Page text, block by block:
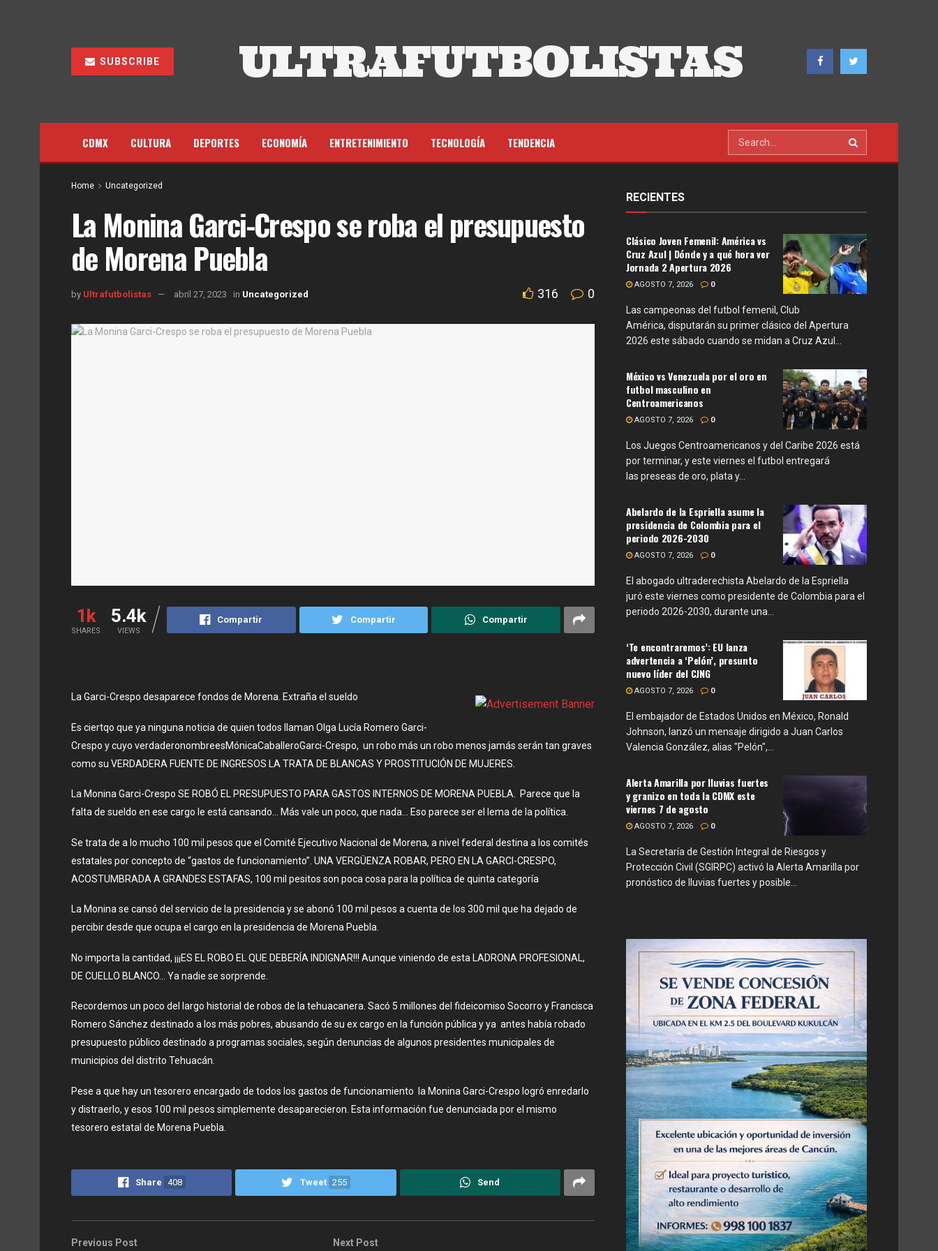
SUBSCRIBE ULTRAFUTBOLISTAS
CDMX CULTURA DEPORTES ECONOMÍA ENTRETENIMIENTO TECNOLOGÍA TENDENCIA
Home Uncategorized
La Monina Garci-Crespo se roba el presupuesto
de Morena Puebla
by Ultrafutbolistas abril 27, 2023 in Uncategorized 316 0
1k
SHARES
5.4k
VIEWS
Compartir Compartir Compartir
La Garci-Crespo desaparece fondos de Morena. Extraña el sueldo
Es ciertqo que ya ninguna noticia de quien todos llaman Olga Lucía Romero Garci-
Crespo y cuyo verdaderonombreesMónicaCaballeroGarci-Crespo, un robo más un robo menos jamás serán tan graves
como su VERDADERA FUENTE DE INGRESOS LA TRATA DE BLANCAS Y PROSTITUCIÓN DE MUJERES.
La Monina Garci-Crespo SE ROBÓ EL PRESUPUESTO PARA GASTOS INTERNOS DE MORENA PUEBLA. Parece que la
falta de sueldo en ese cargo le está cansando… Más vale un poco, que nada… Eso parece ser el lema de la política.
Se trata de a lo mucho 100 mil pesos que el Comité Ejecutivo Nacional de Morena, a nivel federal destina a los comités
estatales por concepto de “gastos de funcionamiento”. UNA VERGÜENZA ROBAR, PERO EN LA GARCI-CRESPO,
ACOSTUMBRADA A GRANDES ESTAFAS, 100 mil pesitos son poca cosa para la política de quinta categoría
La Monina se cansó del servicio de la presidencia y se abonó 100 mil pesos a cuenta de los 300 mil que ha dejado de
percibir desde que ocupa el cargo en la presidencia de Morena Puebla.
No importa la cantidad, ¡¡¡ES EL ROBO EL QUE DEBERÍA INDIGNAR!!! Aunque viniendo de esta LADRONA PROFESIONAL,
DE CUELLO BLANCO… Ya nadie se sorprende.
Recordemos un poco del largo historial de robos de la tehuacanera. Sacó 5 millones del fideicomiso Socorro y Francisca
Romero Sánchez destinado a los más pobres, abusando de su ex cargo en la función pública y ya antes había robado
presupuesto público destinado a programas sociales, según denuncias de algunos presidentes municipales de
municipios del distrito Tehuacán.
Pese a que hay un tesorero encargado de todos los gastos de funcionamiento la Monina Garci-Crespo logró enredarlo
y distraerlo, y esos 100 mil pesos simplemente desaparecieron. Esta información fue denunciada por el mismo
tesorero estatal de Morena Puebla.
Share 408 Tweet 255 Send
Previous Post Next Post
RECIENTES
Clásico Joven Femenil: América vs
Cruz Azul | Dónde y a qué hora ver
Jornada 2 Apertura 2026
AGOSTO 7, 2026 0
Las campeonas del futbol femenil, Club
América, disputarán su primer clásico del Apertura
2026 este sábado cuando se midan a Cruz Azul...
México vs Venezuela por el oro en
futbol masculino en
Centroamericanos
AGOSTO 7, 2026 0
Los Juegos Centroamericanos y del Caribe 2026 está
por terminar, y este viernes el futbol entregará
las preseas de oro, plata y...
Abelardo de la Espriella asume la
presidencia de Colombia para el
periodo 2026-2030
AGOSTO 7, 2026 0
El abogado ultraderechista Abelardo de la Espriella
juró este viernes como presidente de Colombia para el
periodo 2026-2030, durante una...
‘Te encontraremos’: EU lanza
advertencia a ‘Pelón’, presunto
nuevo líder del CJNG
AGOSTO 7, 2026 0
El embajador de Estados Unidos en México, Ronald
Johnson, lanzó un mensaje dirigido a Juan Carlos
Valencia González, alias "Pelón",...
Alerta Amarilla por lluvias fuertes
y granizo en toda la CDMX este
viernes 7 de agosto
AGOSTO 7, 2026 0
La Secretaría de Gestión Integral de Riesgos y
Protección Civil (SGIRPC) activó la Alerta Amarilla por
pronóstico de lluvias fuertes y posible...